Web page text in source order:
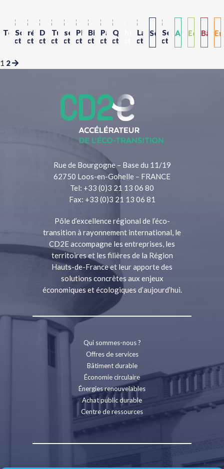
Toutes
les
Solaire
thermique
réemploi
Démonstrateurs
Tuilessédiments
Photovoltaïque
Biosourcés
PailleQualité
l'air
hors-Lauréat
Services
Service
AchatEconomie
1 2
Rue de Bourgogne – Base du 11/19
62750 Loos-en-Gohelle – FRANCE
Tel: +33 (0)3 21 13 06 80
Fax: +33 (0)3 21 13 06 81
Pôle d’excellence régional de l’éco-
transition à rayonnement international, le
CD2E accompagne les entreprises, les
territoires et les filières de la Région
Hauts-de-France et leur apporte des
solutions concrètes aux enjeux
économiques et écologiques d’aujourd’hui.
Qui sommes-nous ?
Offres de services
Bâtiment durable
Économie circulaire
Énergies renouvelables
Achat public durable
Centre de ressources